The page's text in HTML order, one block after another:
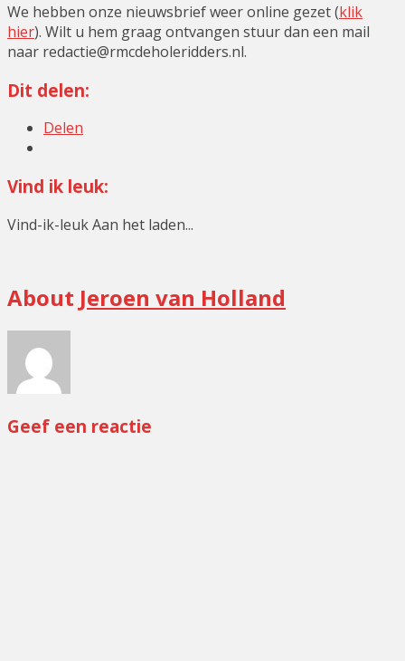
comment
We hebben onze nieuwsbrief weer online gezet (klik
hier). Wilt u hem graag ontvangen stuur dan een mail
naar redactie@rmcdeholeridders.nl.
Dit delen:
Delen
Vind ik leuk:
Vind-ik-leukAan het laden...
About Jeroen van Holland
Geef een reactie